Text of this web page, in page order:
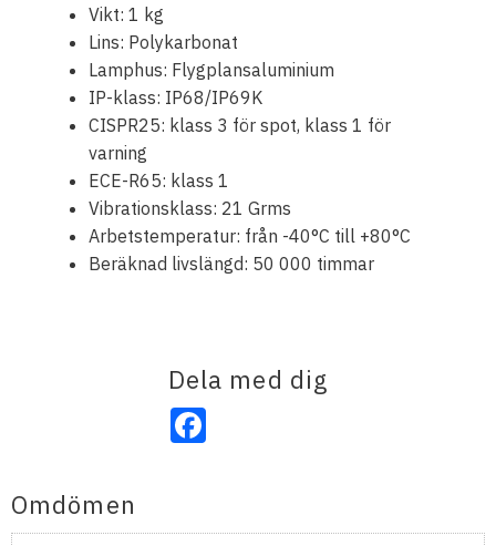
Vikt: 1 kg
Lins: Polykarbonat
Lamphus: Flygplansaluminium
IP-klass: IP68/IP69K
CISPR25: klass 3 för spot, klass 1 för
varning
ECE-R65: klass 1
Vibrationsklass: 21 Grms
Arbetstemperatur: från -40°C till +80°C
Beräknad livslängd: 50 000 timmar
Dela med dig
Facebook
Omdömen